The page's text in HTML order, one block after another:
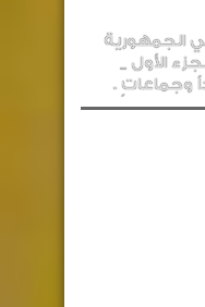
الجمهورية
الأول _
وجماعاتٍ .